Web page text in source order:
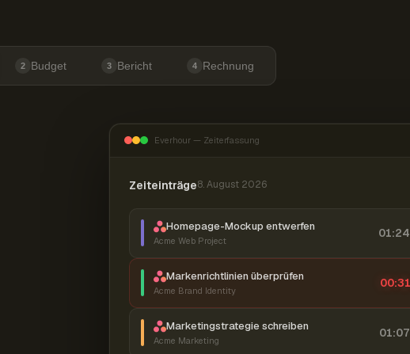
2 Budget 3 Bericht 4 Rechnung
Everhour — Zeiterfassung
Zeiteinträge8. August 2026
Homepage-Mockup entwerfen
Acme Web Project
Markenrichtlinien überprüfen
Acme Brand Identity
Marketingstrategie schreiben
Acme Marketing